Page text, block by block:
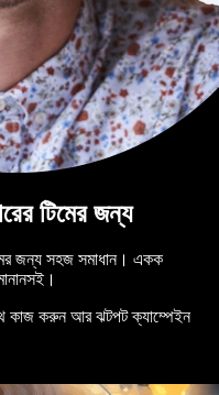
টিমের জন্য
জন্য সহজ সমাধান। একক
কাজ করুন আর ঝটপট ক্যাম্পেইন